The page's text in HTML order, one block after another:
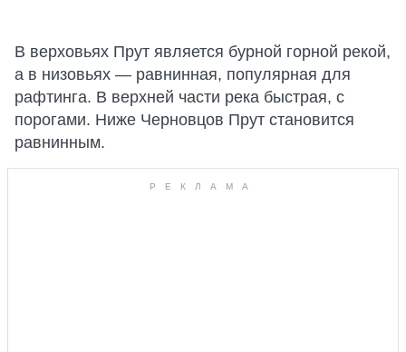
В верховьях Прут является бурной горной рекой,
а в низовьях — равнинная, популярная для
рафтинга. В верхней части река быстрая, с
порогами. Ниже Черновцов Прут становится
равнинным.